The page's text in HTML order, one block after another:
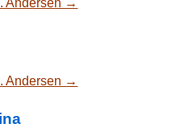
Andersen →
Andersen →